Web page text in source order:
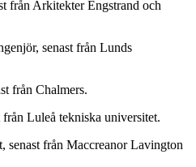
från Arkitekter Engstrand och
senast från Lunds
från Chalmers.
Luleå tekniska universitet.
från Maccreanor Lavington